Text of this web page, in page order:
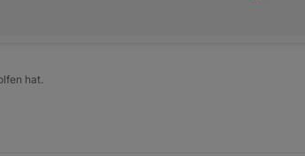
hat.